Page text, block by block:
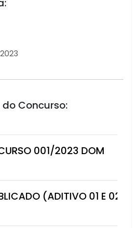
Concurso:
001/2023 DOM
(ADITIVO 01 E 02)